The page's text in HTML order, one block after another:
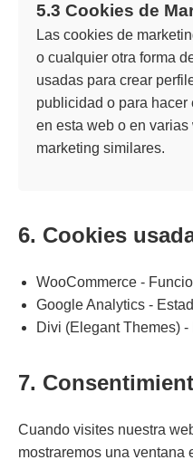
5.3 Cookies de
Las cookies de
o cualquier otra forma
usadas para crear
publicidad o para
en esta web o en
marketing similares.
6. Cookies
WooCommerce -
Google Analytics -
Divi (Elegant Themes) -
7.
Cuando visites nuestra
mostraremos una ventana